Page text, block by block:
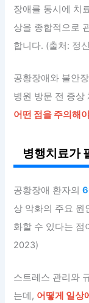
장애를 동시에 치
상을 종합적으로
합니다. (출처: 정
공황장애와 불안
병원 방문 전 증상
어떤 점을 주의해
병행치료가
공황장애 환자의
상 악화의 주요 원
화할 수 있다는 점
2023)
스트레스 관리와
는데, 어떻게 일상